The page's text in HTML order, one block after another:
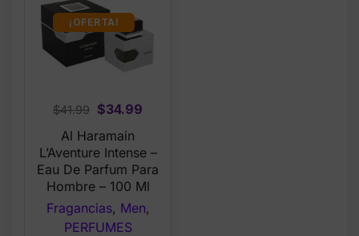
¡OFERTA!
$41.99 Original
price
was:
$41.99.
$34.99
is:
$34.99.
Al Haramain
L’Aventure Intense –
Eau De Parfum Para
Hombre – 100 Ml
Fragancias, Men,
PERFUMES